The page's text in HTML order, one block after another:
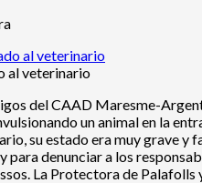
al veterinario
del CAAD Maresme-
un animal en la
su estado era muy grave y
para denunciar a los
La Protectora de Palafolls